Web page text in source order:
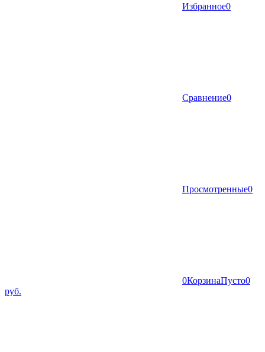
Избранное0
Сравнение0
Просмотренные0
0КорзинаПусто0
руб.